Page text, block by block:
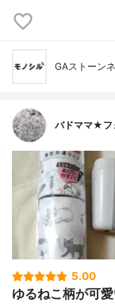
GAストーン
バドママ★
5.00
ゆるねこ柄が可愛